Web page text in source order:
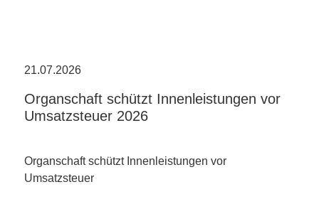
21.07.2026
Organschaft schützt Innenleistungen vor
Umsatzsteuer 2026
Organschaft schützt Innenleistungen vor
Umsatzsteuer